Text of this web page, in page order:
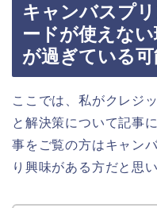
キャンバスプ
ードが使えな
が過ぎている可
ここでは、私がクレジ
と解決策について記事
事をご覧の方はキャン
り興味がある方だと思